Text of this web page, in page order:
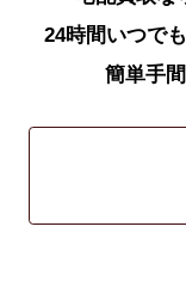
24時間いつで
簡単手